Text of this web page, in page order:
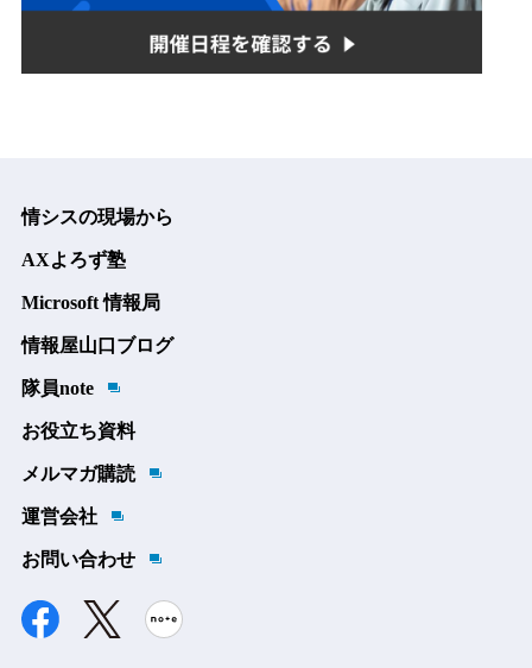
情シスの現場から
AXよろず塾
Microsoft 情報局
情報屋山口ブログ
隊員note
お役立ち資料
メルマガ購読
運営会社
お問い合わせ